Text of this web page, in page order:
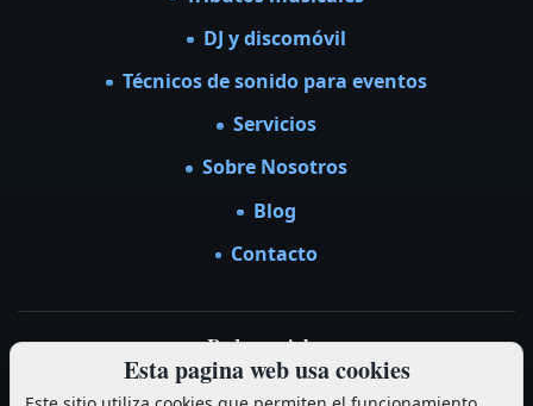
DJ y discomóvil
Técnicos de sonido para eventos
Servicios
Sobre Nosotros
Blog
Contacto
Redes sociales
Facebook Instagram
Esta pagina web usa cookies